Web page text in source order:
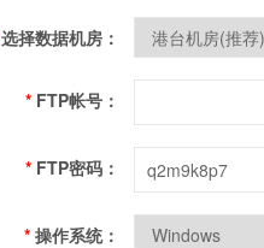
选择数据机房：
* FTP帐号：
* FTP密码：
* 操作系统：